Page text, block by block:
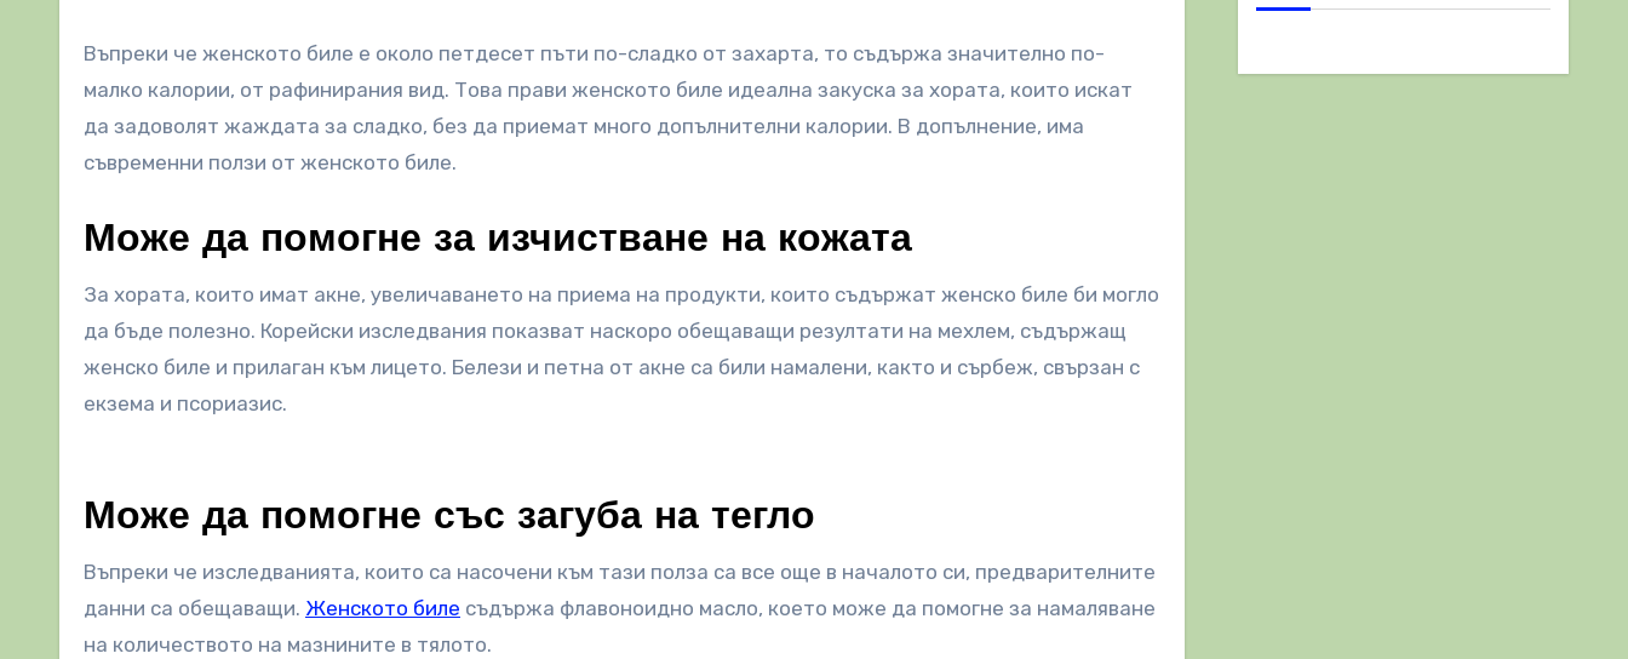
Въпреки че женското биле е около петдесет пъти по-сладко от захарта, то съдържа значително по-
малко калории, от рафинирания вид. Това прави женското биле идеална закуска за хората, които искат
да задоволят жаждата за сладко, без да приемат много допълнителни калории. В допълнение, има
съвременни ползи от женското биле.
Може да помогне за изчистване на кожата
За хората, които имат акне, увеличаването на приема на продукти, които съдържат женско биле би могло
да бъде полезно. Корейски изследвания показват наскоро обещаващи резултати на мехлем, съдържащ
женско биле и прилаган към лицето. Белези и петна от акне са били намалени, както и сърбеж, свързан с
екзема и псориазис.
Може да помогне със загуба на тегло
Въпреки че изследванията, които са насочени към тази полза са все още в началото си, предварителните
данни са обещаващи. Женското биле съдържа флавоноидно масло, което може да помогне за намаляване
на количеството на мазнините в тялото.